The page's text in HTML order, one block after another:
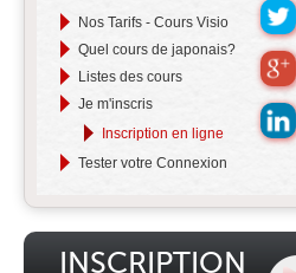
Nos Tarifs - Cours Visio
Quel cours de japonais?
Listes des cours
Je m'inscris
Inscription en ligne
Tester votre Connexion
INSCRIPTION